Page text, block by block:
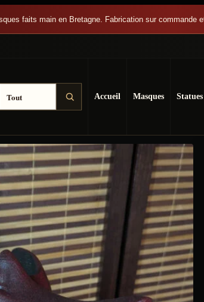
faits main en Bretagne. Fabrication sur commande
Accueil Masques Statues